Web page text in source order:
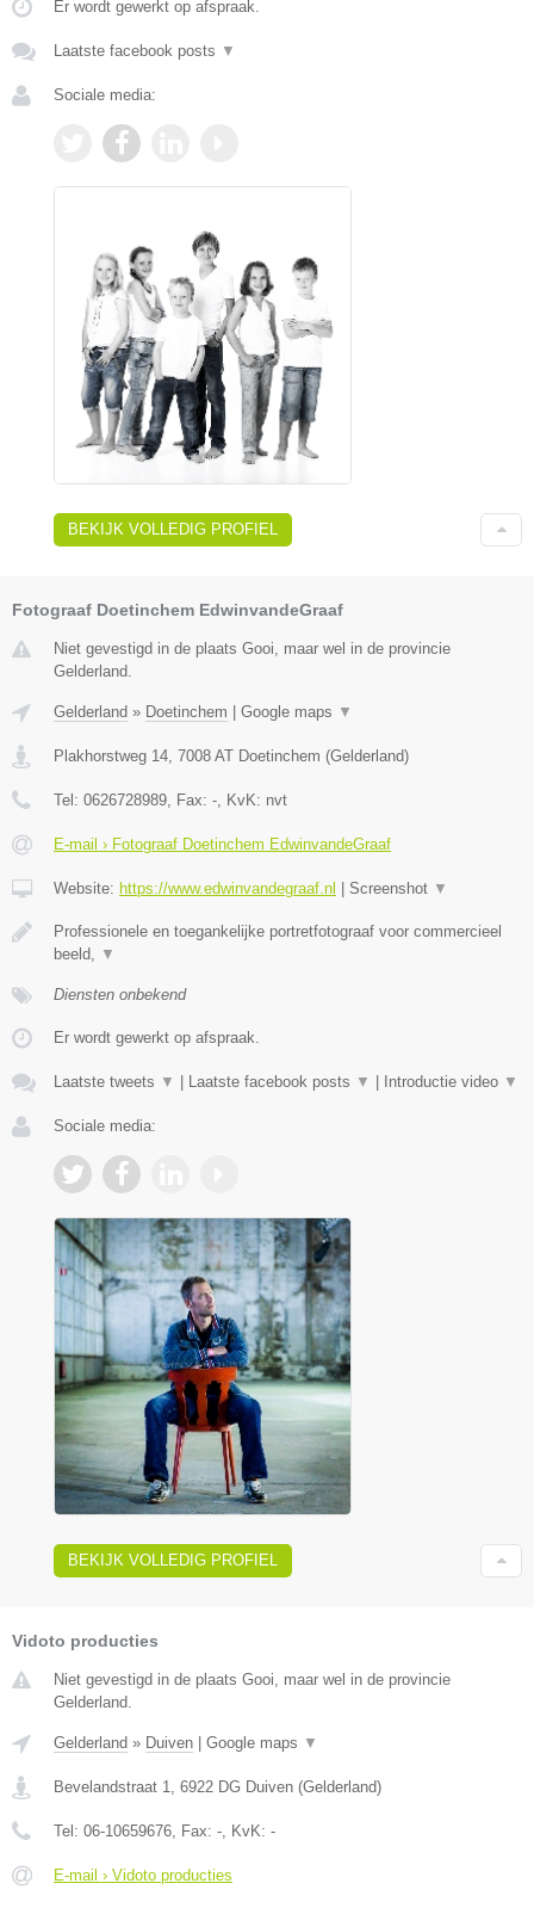
Er wordt gewerkt op afspraak.
Laatste facebook posts ▼
Sociale media:
BEKIJK VOLLEDIG PROFIEL
Fotograaf Doetinchem EdwinvandeGraaf
Niet gevestigd in de plaats Gooi, maar wel in de provincie
Gelderland.
Gelderland » Doetinchem Google maps ▼
Plakhorstweg 14 7008 AT Doetinchem (Gelderland)
Tel: 0626728989 , Fax: - , KvK: nvt
E-mail › Fotograaf Doetinchem EdwinvandeGraaf
Website: https://www.edwinvandegraaf.nl Screenshot ▼
Professionele en toegankelijke portretfotograaf voor commercieel
beeld,
▼
Diensten onbekend
Er wordt gewerkt op afspraak.
Laatste tweets ▼ Laatste facebook posts ▼ Introductie video ▼
Sociale media:
BEKIJK VOLLEDIG PROFIEL
Vidoto producties
Niet gevestigd in de plaats Gooi, maar wel in de provincie
Gelderland.
Gelderland » Duiven Google maps ▼
Bevelandstraat 1 6922 DG Duiven (Gelderland)
Tel: 06-10659676 , Fax: - , KvK: -
E-mail › Vidoto producties